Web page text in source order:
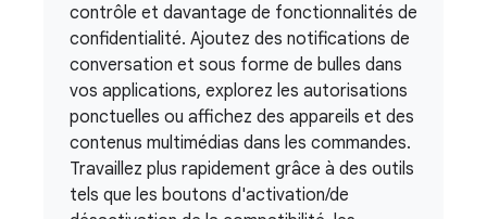
contrôle et davantage de fonctionnalités de
confidentialité. Ajoutez des notifications de
conversation et sous forme de bulles dans
vos applications, explorez les autorisations
ponctuelles ou affichez des appareils et des
contenus multimédias dans les commandes.
Travaillez plus rapidement grâce à des outils
tels que les boutons d'activation/de